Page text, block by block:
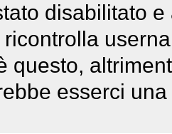
disabilitato
questo,
esserci